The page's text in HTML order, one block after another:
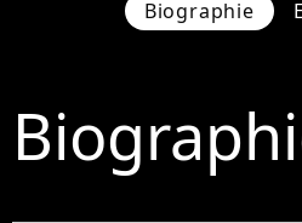
Biographie